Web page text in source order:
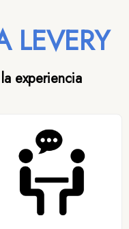
LEVERY
experiencia